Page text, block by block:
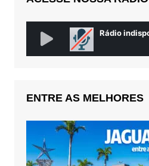
ENTRE AS MELHORES